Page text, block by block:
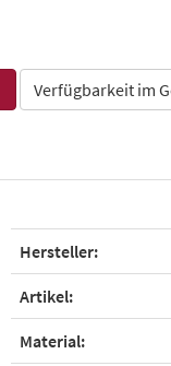
Verfügbarkeit im
Hersteller:
Artikel:
Material: